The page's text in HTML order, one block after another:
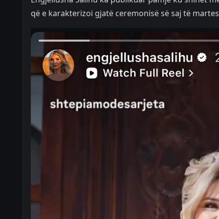
që e karakterizoi gjatë ceremonisë së saj të